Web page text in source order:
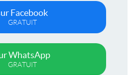
Facebook
GRATUIT
WhatsApp
GRATUIT